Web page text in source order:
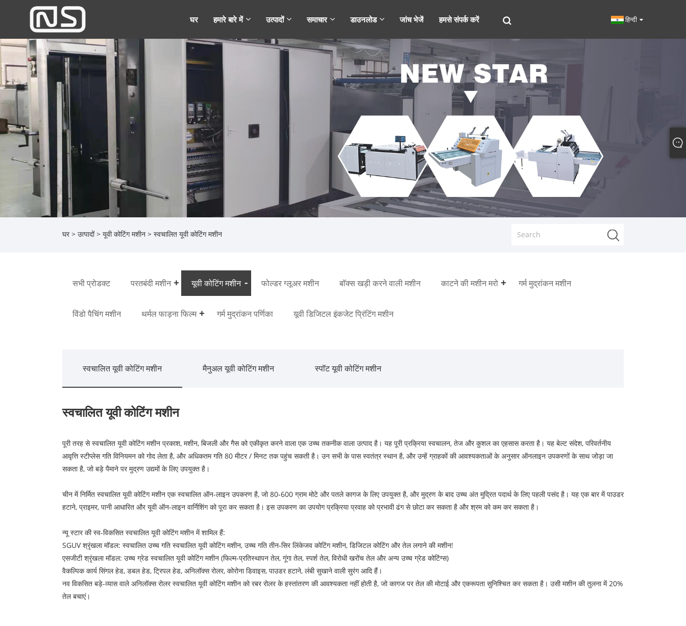
घर हमारे बारे में उत्पादों समाचार डाउनलोड जांच भेजें हमसे संपर्क करें हिन्दी
घर > उत्पादों> यूवी कोटिंग मशीन > स्वचालित यूवी कोटिंग मशीन
सभी प्रोडक्ट परतबंदी मशीन यूवी कोटिंग मशीन फोल्डर ग्लूअर मशीन बॉक्स खड़ी करने वाली मशीन काटने की मशीन मरो गर्म मुद्रांकन मशीन
विंडो पैचिंग मशीन थर्मल फाड़ना फिल्म गर्म मुद्रांकन पर्णिका यूवी डिजिटल इंकजेट प्रिंटिंग मशीन
स्वचालित यूवी कोटिंग मशीन मैनुअल यूवी कोटिंग मशीन स्पॉट यूवी कोटिंग मशीन
स्वचालित यूवी कोटिंग मशीन
पूरी तरह से स्वचालित यूवी कोटिंग मशीन प्रकाश, मशीन, बिजली और गैस को एकीकृत करने वाला एक उच्च तकनीक वाला उत्पाद है। यह पूरी प्रक्रिया स्वचालन, तेज और कुशल का एहसास करता है। यह बेल्ट संदेश, परिवर्तनीय
आवृत्ति स्टीप्लेस गति विनियमन को गोद लेता है, और अधिकतम गति 80 मीटर / मिनट तक पहुंच सकती है। उन सभी के पास स्वतंत्र स्थान है, और उन्हें ग्राहकों की आवश्यकताओं के अनुसार ऑनलाइन उपकरणों के साथ जोड़ा जा
सकता है, जो बड़े पैमाने पर मुद्रण उद्यमों के लिए उपयुक्त है।
चीन में निर्मित स्वचालित यूवी कोटिंग मशीन एक स्वचालित ऑन-लाइन उपकरण है, जो 80-600 ग्राम मोटे और पतले कागज के लिए उपयुक्त है, और मुद्रण के बाद उच्च अंत मुद्रित पदार्थ के लिए पहली पसंद है। यह एक बार में पाउडर
हटाने, प्राइमर, पानी आधारित और यूवी ऑन-लाइन वार्निशिंग को पूरा कर सकता है। इस उपकरण का उपयोग प्रक्रिया प्रवाह को प्रभावी ढंग से छोटा कर सकता है और श्रम को कम कर सकता है।
न्यू स्टार की स्व-विकसित स्वचालित यूवी कोटिंग मशीन में शामिल हैं:
SGUV श्रृंखला मॉडल: स्वचालित उच्च गति स्वचालित यूवी कोटिंग मशीन, उच्च गति तीन-सिर लिंकेजव कोटिंग मशीन, डिजिटल कोटिंग और तेल लगाने की मशीन!
एसजीटी श्रृंखला मॉडल: उच्च ग्रेड स्वचालित यूवी कोटिंग मशीन (फिल्म-प्रतिस्थापन तेल, गूंगा तेल, स्पर्श तेल, विरोधी खरोंच तेल और अन्य उच्च ग्रेड कोटिंग्स)
वैकल्पिक कार्य सिंगल हेड, डबल हेड, ट्रिपल हेड, अनिलॉक्स रोलर, कोरोना डिवाइस, पाउडर हटाने, लंबी सुखाने वाली सुरंग आदि हैं।
नव विकसित बड़े-व्यास वाले अनिलॉक्स रोलर स्वचालित यूवी कोटिंग मशीन को रबर रोलर के हस्तांतरण की आवश्यकता नहीं होती है, जो कागज पर तेल की मोटाई और एकरूपता सुनिश्चित कर सकता है। उसी मशीन की तुलना में 20%
तेल बचाएं।